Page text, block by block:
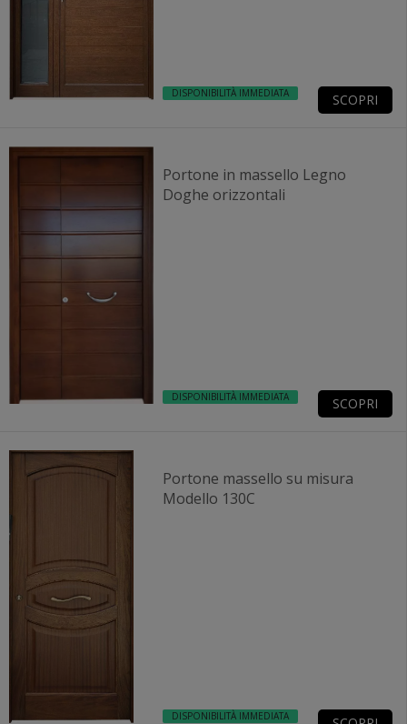
DISPONIBILITÀ IMMEDIATA SCOPRI
Portone in massello Legno
Doghe orizzontali
DISPONIBILITÀ IMMEDIATA SCOPRI
Portone massello su misura
Modello 130C
DISPONIBILITÀ IMMEDIATA